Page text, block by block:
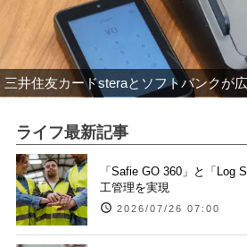
三井住友カードsteraとソフトバンクが
ライフ最新記事
「Safie GO 360」と「Log
工管理を実現
2026/07/26 07:00